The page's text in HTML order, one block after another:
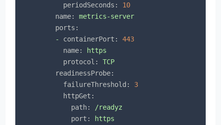
periodSeconds:
10
name:
metrics-server
ports:
-
containerPort:
443
name:
https
protocol:
TCP
readinessProbe:
failureThreshold:
3
httpGet:
path:
/readyz
port:
https